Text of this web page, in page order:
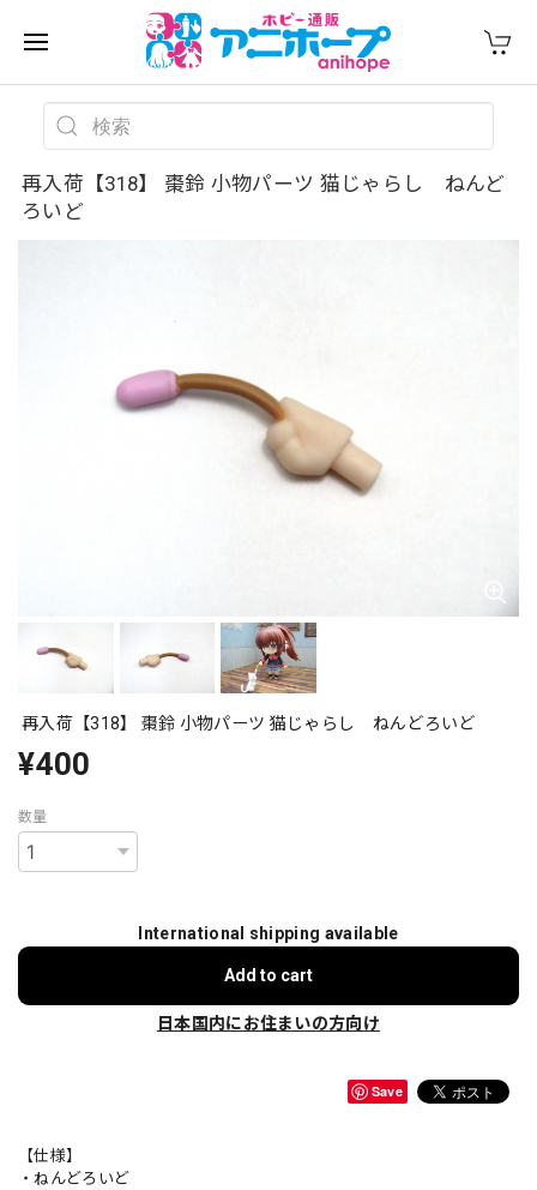
再入荷【318】 棗鈴 小物パーツ 猫じゃらし ねんど
ろいど
再入荷【318】 棗鈴 小物パーツ 猫じゃらし ねんどろいど
¥400
数量
International shipping available
Add to cart
日本国内にお住まいの方向け
Save
【仕様】
・ねんどろいど